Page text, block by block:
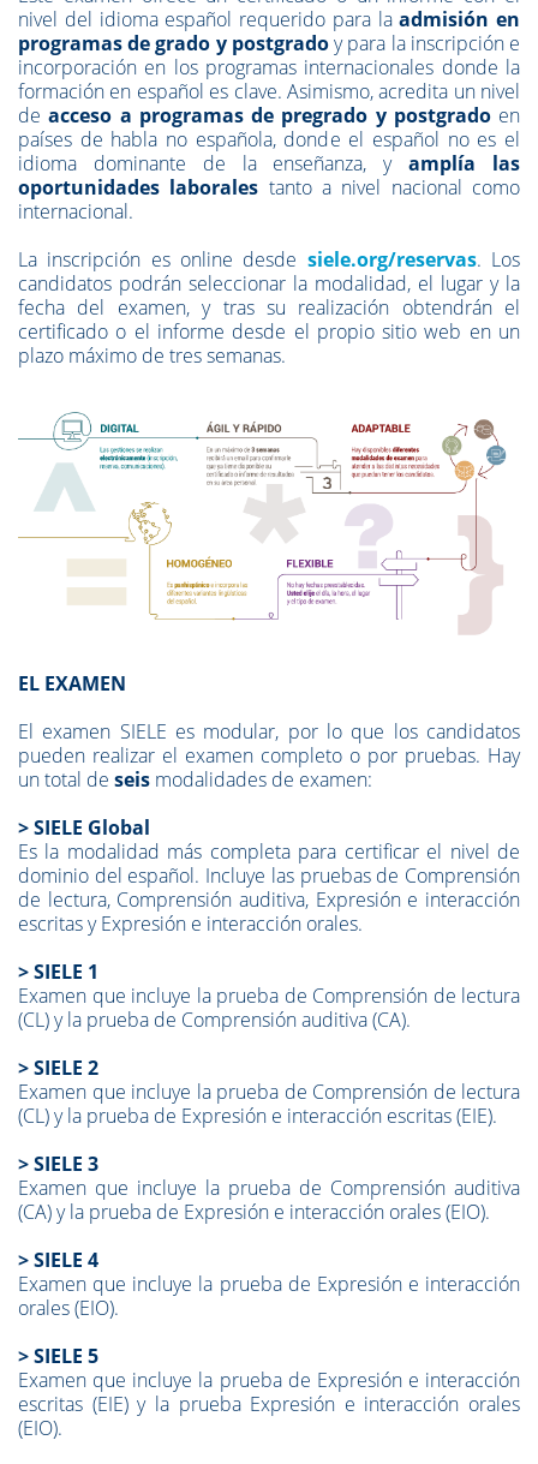
nivel del idioma español requerido para laadmisión en
programas de grado y postgradoy para la inscripción e
incorporación en los programas internacionales donde la
formación en español es clave. Asimismo, acredita un nivel
deacceso a programas de pregrado y postgradoen
países de habla no española, donde el español no es el
idioma dominante de la enseñanza, yamplía las
oportunidades laborales tanto a nivel nacional como
internacional.
La inscripción es online desde siele.org/reservas. Los
candidatos podrán seleccionar la modalidad, el lugar y la
fecha del examen, y tras su realización obtendrán el
certificado o el informe desde el propio sitio web en un
plazo máximo de tres semanas.
EL EXAMEN
El examen SIELE es modular, por lo que los candidatos
pueden realizar el examen completo o por pruebas. Hay
un total de seis modalidades de examen:
> SIELE Global
Es la modalidad más completa para certificar el nivel de
dominio del español. Incluye las pruebas de Comprensión
de lectura, Comprensión auditiva, Expresión e interacción
escritas y Expresión e interacción orales.
> SIELE 1
Examen que incluye la prueba de Comprensión de lectura
(CL) y la prueba de Comprensión auditiva (CA).
> SIELE 2
Examen que incluye la prueba de Comprensión de lectura
(CL) y la prueba de Expresión e interacción escritas (EIE).
> SIELE 3
Examen que incluye la prueba de Comprensión auditiva
(CA) y la prueba de Expresión e interacción orales (EIO).
> SIELE 4
Examen que incluye la prueba de Expresión e interacción
orales (EIO).
> SIELE 5
Examen que incluye la prueba de Expresión e interacción
escritas (EIE) y la prueba Expresión e interacción orales
(EIO).